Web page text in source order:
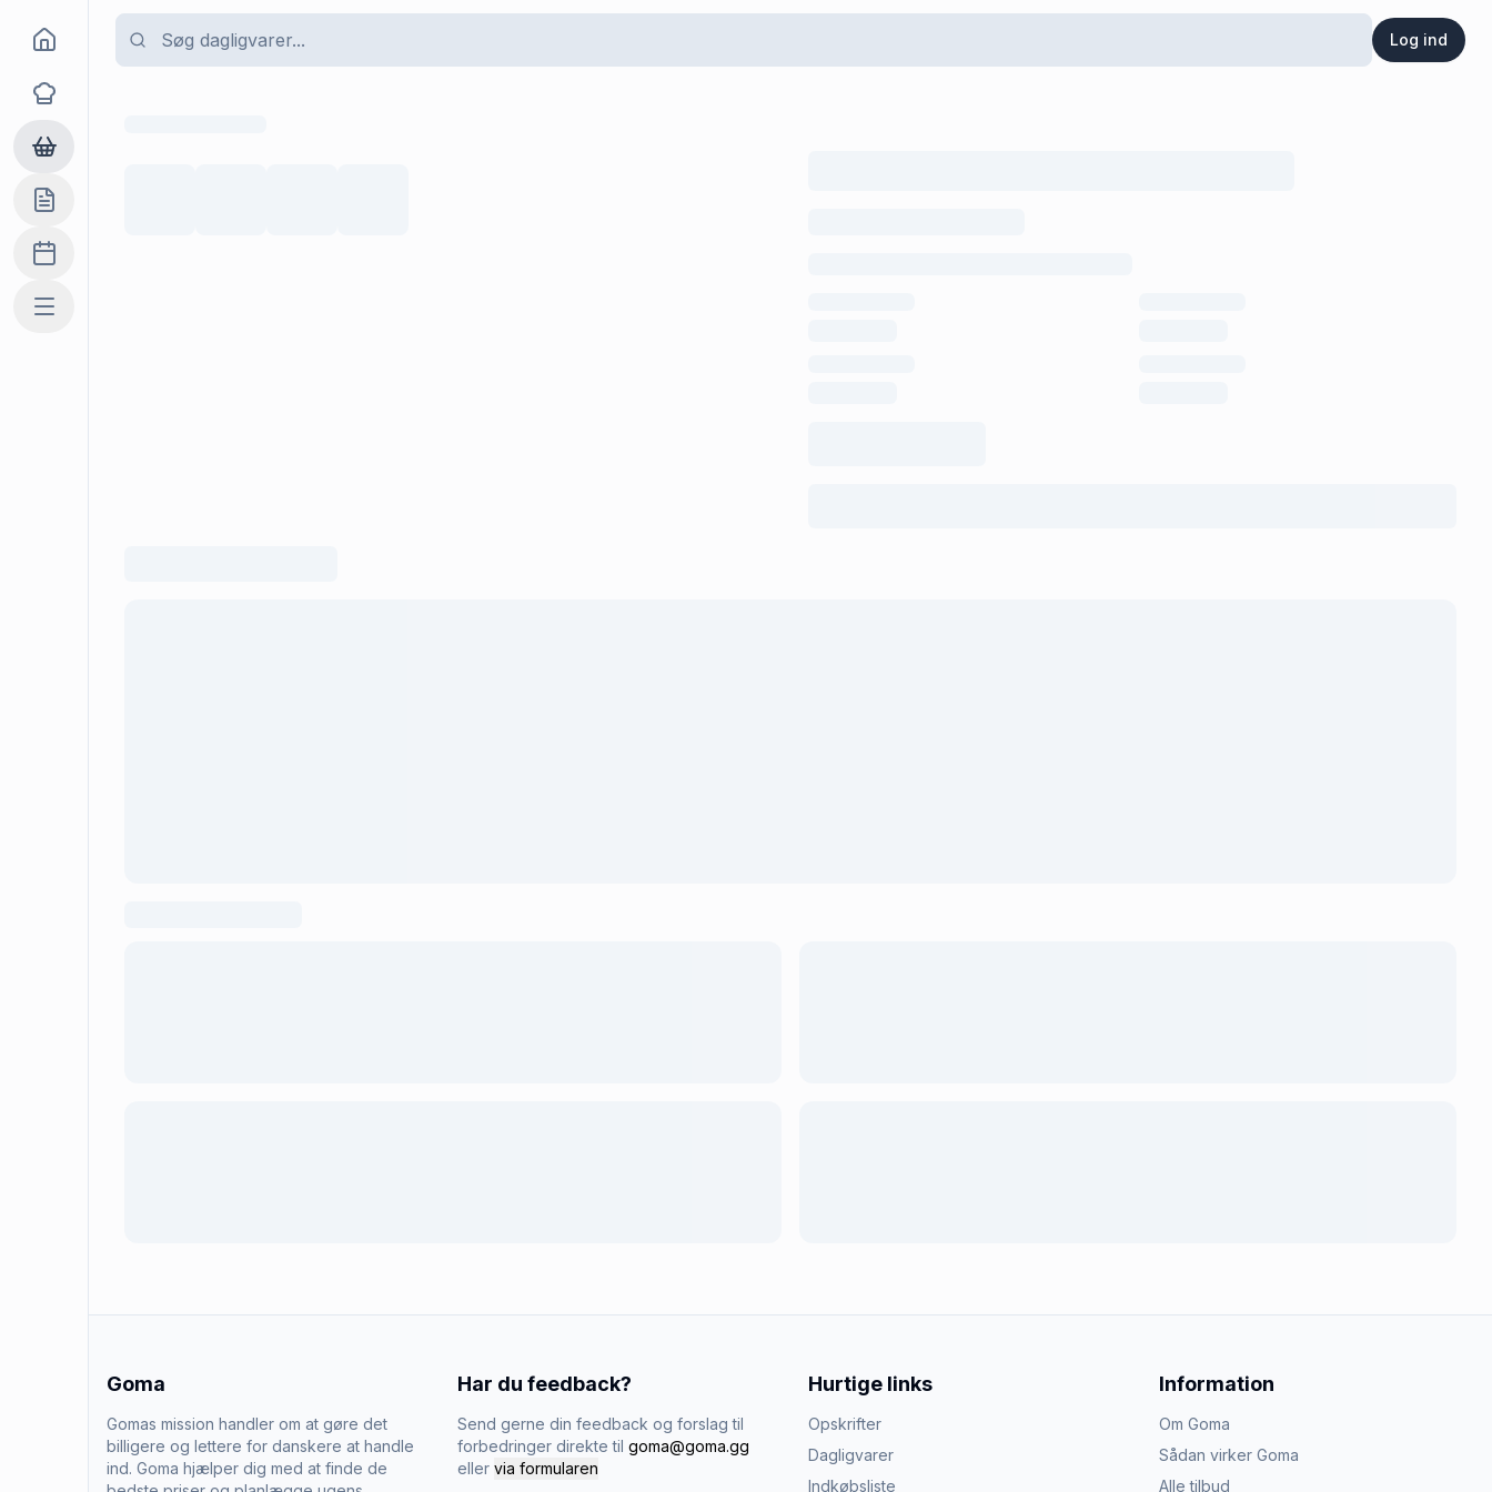
Log ind
Goma
Opskrifter
Dagligvarer
Indkøbslisten
Madplan
Mere
Goma
Gomas mission handler om at gøre det
billigere og lettere for danskere at handle
ind. Goma hjælper dig med at finde de
Har du feedback?
Send gerne din feedback og forslag til
forbedringer direkte til goma@goma.gg
eller via formularen
Hurtige links
Opskrifter
Dagligvarer
Indkøbsliste
Information
Om Goma
Sådan virker Goma
Alle tilbud